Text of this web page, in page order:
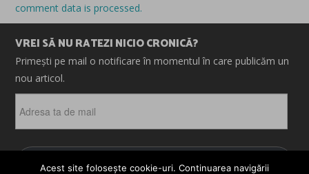
comment data is processed.
VREI SĂ NU RATEZI NICIO CRONICĂ?
Primești pe mail o notificare în momentul în care publicăm un
nou articol.
ta
de
ABONEAZĂ-TE
Acest site folosește cookie-uri. Continuarea navigării